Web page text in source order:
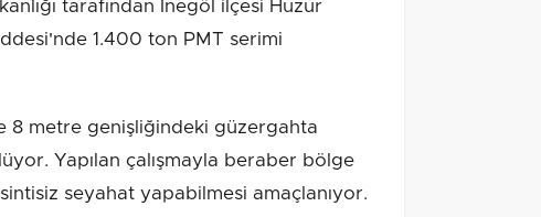
tarafından İnegöl ilçesi Huzur
1.400 ton PMT serimi
8 metre genişliğindeki güzergahta
Yapılan çalışmayla beraber bölge
seyahat yapabilmesi amaçlanıyor.